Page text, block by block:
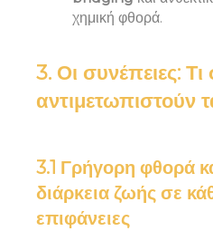
χημική φθορά.
3. Οι συνέπειες:
αντιμετωπιστούν
3.1 Γρήγορη φθορά
διάρκεια ζωής σε
επιφάνειες